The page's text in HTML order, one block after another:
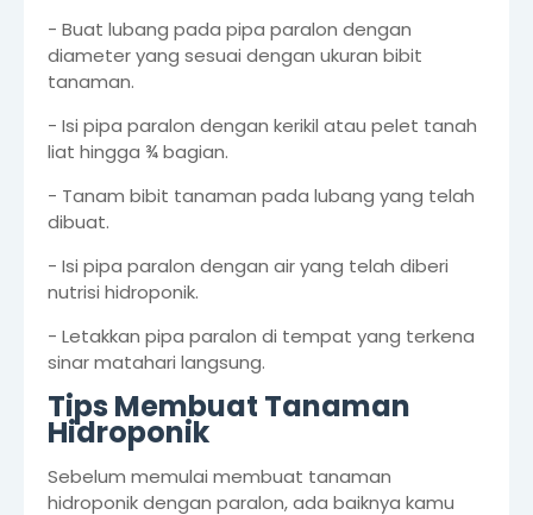
- Buat lubang pada pipa paralon dengan
diameter yang sesuai dengan ukuran bibit
tanaman.
- Isi pipa paralon dengan kerikil atau pelet tanah
liat hingga ¾ bagian.
- Tanam bibit tanaman pada lubang yang telah
dibuat.
- Isi pipa paralon dengan air yang telah diberi
nutrisi hidroponik.
- Letakkan pipa paralon di tempat yang terkena
sinar matahari langsung.
Tips Membuat Tanaman
Hidroponik
Sebelum memulai membuat tanaman
hidroponik dengan paralon, ada baiknya kamu